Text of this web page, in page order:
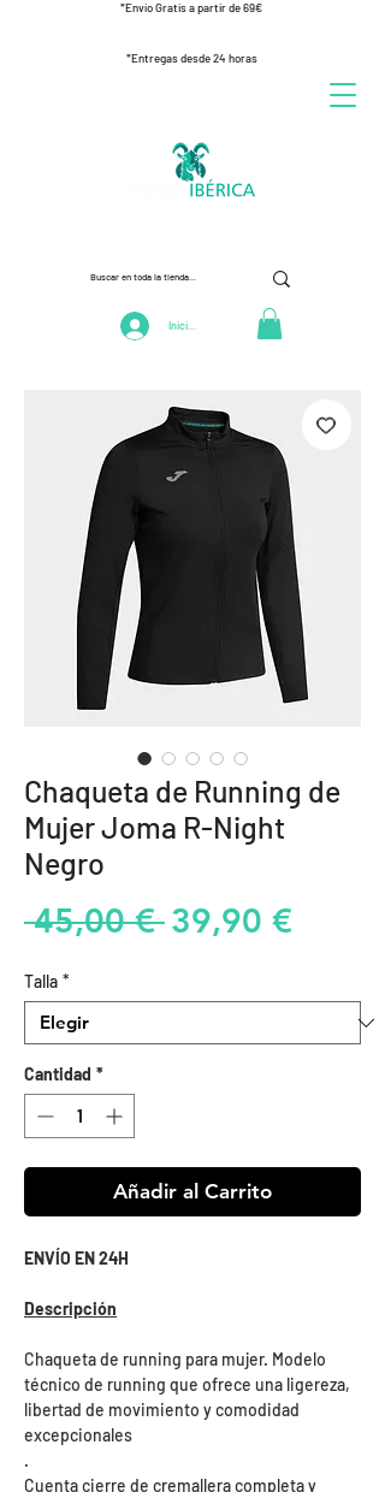
*Envío Gratis a partir de 69€
*Entregas desde 24 horas
Iniciar Sesión
Chaqueta de Running de
Mujer Joma R-Night
Negro
45,00 € Precio
39,90 €Precio
oferta
Talla *
Cantidad *
Añadir al Carrito
ENVÍO EN 24H
Descripción
Chaqueta de running para mujer. Modelo
técnico de running que ofrece una ligereza,
libertad de movimiento y comodidad
excepcionales
.
Cuenta cierre de cremallera completa y